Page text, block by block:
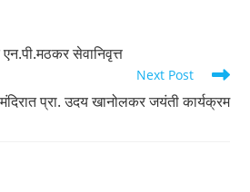
एन.पी.मठकर सेवानिवृत्त
Next Post
प्रा. उदय खानोलकर जयंती कार्यक्रम